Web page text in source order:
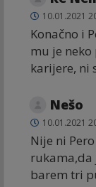
10.01.2021
Konačno i
mu je
karijere, ni
Nešo
10.01.2021
Nije ni
rukama,da
barem tri